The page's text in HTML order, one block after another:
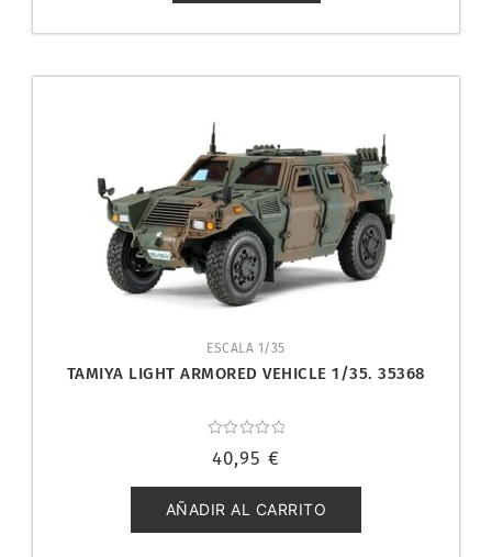
ESCALA 1/35
TAMIYA LIGHT ARMORED VEHICLE 1/35. 35368
con
de
5
40,95 €
AÑADIR AL CARRITO